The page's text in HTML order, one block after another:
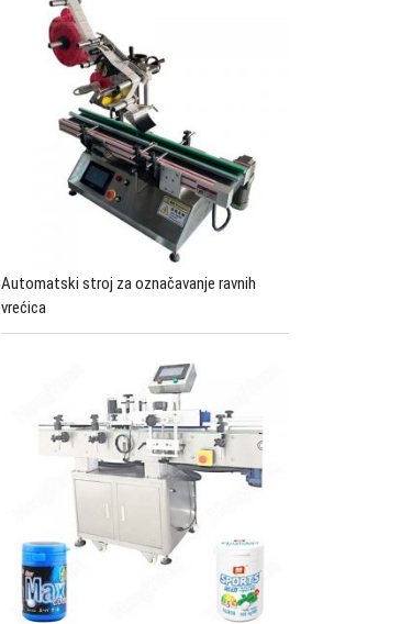
Automatski stroj za označavanje ravnih
vrećica